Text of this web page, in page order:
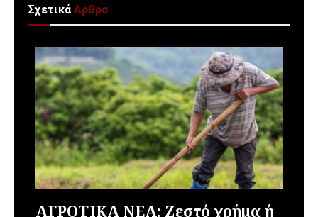
ΣχετικάΆρθρα
ΑΓΡΟΤΙΚΑ ΝΕΑ: Ζεστό χρήμα ή